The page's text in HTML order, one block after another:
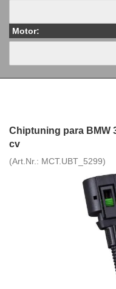
Motor:
Chiptuning para BMW
cv
(Art.Nr.: MCT.UBT_5299)